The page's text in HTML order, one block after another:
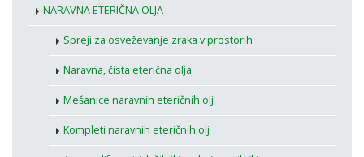
NARAVNA ETERIČNA OLJA
Spreji za osveževanje zraka v prostorih
Naravna, čista eterična olja
Mešanice naravnih eteričnih olj
Kompleti naravnih eteričnih olj